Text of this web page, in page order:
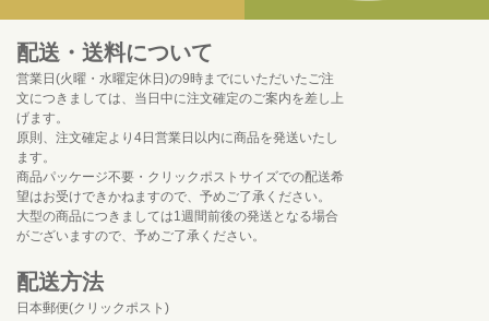
配送・送料について
営業日(火曜・水曜定休日)の9時までにいただいたご注
文につきましては、当日中に注文確定のご案内を差し上
げます。
原則、注文確定より4日営業日以内に商品を発送いたし
ます。
商品パッケージ不要・クリックポストサイズでの配送希
望はお受けできかねますので、予めご了承ください。
大型の商品につきましては1週間前後の発送となる場合
がございますので、予めご了承ください。
配送方法
日本郵便(クリックポスト)